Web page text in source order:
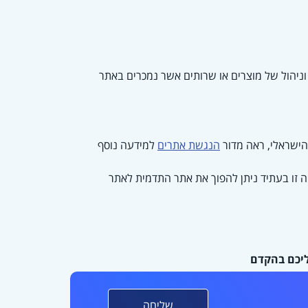
של מוצרים או שרותים אשר נמכרים באתר
הנגשת אתרים למידעה נוסף
זו בעתיד ניתן להפוך את אתר התדמית לאתר
בהקדם